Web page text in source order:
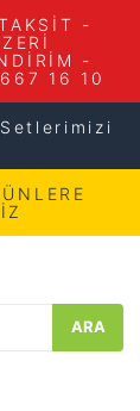
-
-
16 10
ARA